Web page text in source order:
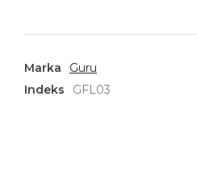
Marka
Guru
Indeks
GFL03